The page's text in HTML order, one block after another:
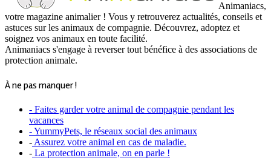
Animaniacs,
votre magazine animalier ! Vous y retrouverez actualités, conseils et
astuces sur les animaux de compagnie. Découvrez, adoptez et
soignez vos animaux en toute facilité.
Animaniacs s'engage à reverser tout bénéfice à des associations de
protection animale.
À ne pas manquer !
- Faites garder votre animal de compagnie pendant les
vacances
- YummyPets, le réseaux social des animaux
- Assurez votre animal en cas de maladie.
- La protection animale, on en parle !